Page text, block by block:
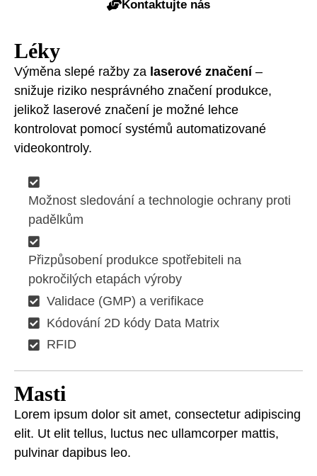
Kontaktujte nás
Léky
Výměna slepé ražby za laserové značení –
snižuje riziko nesprávného značení produkce,
jelikož laserové značení je možné lehce
kontrolovat pomocí systémů automatizované
videokontroly.
Možnost sledování a technologie ochrany proti
padělkům
Přizpůsobení produkce spotřebiteli na
pokročilých etapách výroby
Validace (GMP) a verifikace
Kódování 2D kódy Data Matrix
RFID
Masti
Lorem ipsum dolor sit amet, consectetur adipiscing
elit. Ut elit tellus, luctus nec ullamcorper mattis,
pulvinar dapibus leo.